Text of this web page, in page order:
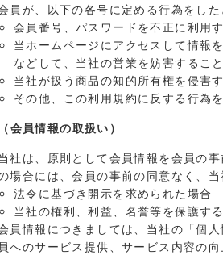
員が、以下の各号に定める行為をし
会員番号、パスワードを不正に利用
当ホームページにアクセスして情報
などして、当社の営業を妨害すること
当社が扱う商品の知的所有権を侵害
その他、この利用規約に反する行為
会員情報の取扱い）
社は、原則として会員情報を会員の
場合には、会員の事前の同意なく、
法令に基づき開示を求められた場合
当社の権利、利益、名誉等を保護す
員情報につきましては、当社の「個
員へのサービス提供、サービス内容の